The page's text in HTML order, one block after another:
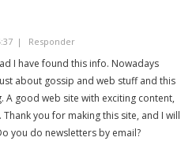
Responder
I have found this info. Nowadays
about gossip and web stuff and this
A good web site with exciting content,
Thank you for making this site, and I will
you do newsletters by email?